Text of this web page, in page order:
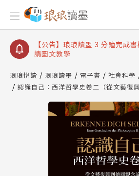
【公告】琅琅讀墨數位閱讀資
【公告】琅琅讀墨書櫃開通常見
【公告】琅琅讀墨 3 分鐘完成
請圖文教學
查詢
【公告】琅琅讀墨數位閱讀資產
琅琅悅讀 琅琅讀墨 電子書 社會科學
認識自己：西洋哲學史卷二（從文藝復